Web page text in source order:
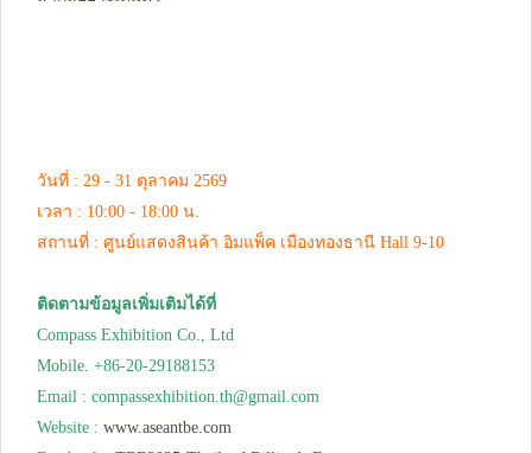
วันที่ : 29 - 31 ตุลาคม 2569
เวลา : 10:00 - 18:00 น.
สถานที่ : ศูนย์แสดงสินค้า อิมแพ็ค เมืองทองธานี Hall 9-10
ติดตามข้อมูลเพิ่มเติมได้ที่
Compass Exhibition Co., Ltd
Mobile. +86-20-29188153
Email : compassexhibition.th@gmail.com
Website : www.aseantbe.com